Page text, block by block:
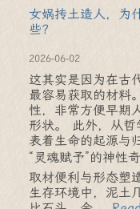
女娲抟土造人，为
些？
2026-06-02
这其实是因为在古
最容易获取的材料
性，非常方便早期
形状。 此外，从
表着生命的起源与
“灵魂赋予”的神性
取材便利与形态塑
生存环境中，泥土